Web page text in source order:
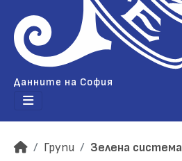
Данните на София
Групи Зелена система